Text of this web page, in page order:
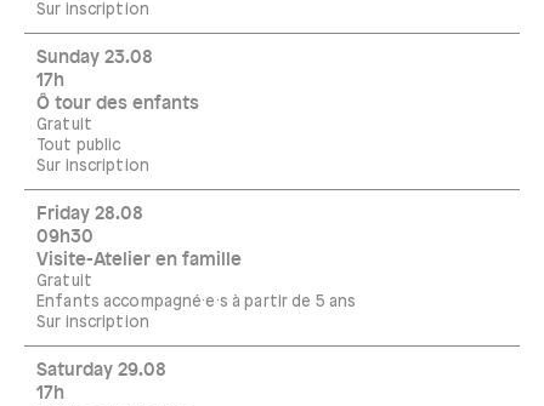
Sur inscription
Sunday 23.08
17h
Ô tour des enfants
Gratuit
Tout public
Sur inscription
Friday 28.08
09h30
Visite-Atelier en famille
Gratuit
Enfants accompagné·e·s à partir de 5 ans
Sur inscription
Saturday 29.08
17h